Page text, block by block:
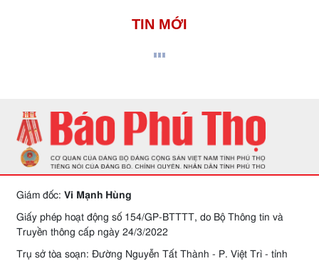
TIN MỚI
Giám đốc: Vi Mạnh Hùng
Giấy phép hoạt động số 154/GP-BTTTT, do Bộ Thông tin và
Truyền thông cấp ngày 24/3/2022
Trụ sở tòa soạn: Đường Nguyễn Tất Thành - P. Việt Trì - tỉnh